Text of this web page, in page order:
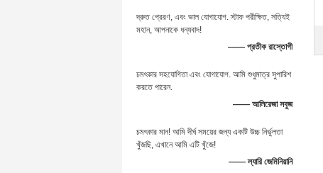
দ্রুত প্রেরণ, এবং ভাল যোগাযোগ. স্টাফ পরীক্ষিত, সত্যিই
মহান, আপনাকে ধন্যবাদ!
—— প্রতীক রাস্তোগী
চমৎকার সহযোগিতা এবং যোগাযোগ. আমি শুধুমাত্র সুপারিশ
করতে পারেন.
—— আলিরেজা সবুজ
চমৎকার মান! আমি দীর্ঘ সময়ের জন্য একটি উচ্চ নির্ভুলতা
খুঁজছি, এখানে আমি এটি খুঁজে!
—— ল্যারি জেমিনিয়ানি